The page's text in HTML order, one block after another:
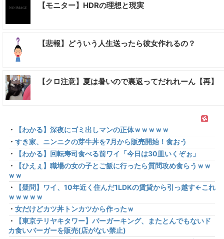
【モニター】HDRの理想と現実
【悲報】どういう人生送ったら彼女作れるの？
【クロ注意】夏は暑いので裏返ってだれれーん【再】
・
【わかる】深夜にゴミ出しマンの正体ｗｗｗｗｗ
・ すき家、ニンニクの芽牛丼を7月から販売開始！食おう
・
【わかる】回転寿司食べる前ワイ「今日は30皿いくぞぉ」
・
【ひえぇ】職場の女の子とご飯に行ったら質問攻め食らうｗｗ
ｗｗ
・
【疑問】ワイ、10年近く住んだ1LDKの賃貸から引っ越す←これ
ｗｗｗｗｗ
・ 女だけどカツ丼トンカツから作ったｗ
・
【東京テリヤキタワー】バーガーキング、またとんでもないド
カ食いバーガーを販売(店がない禁止)